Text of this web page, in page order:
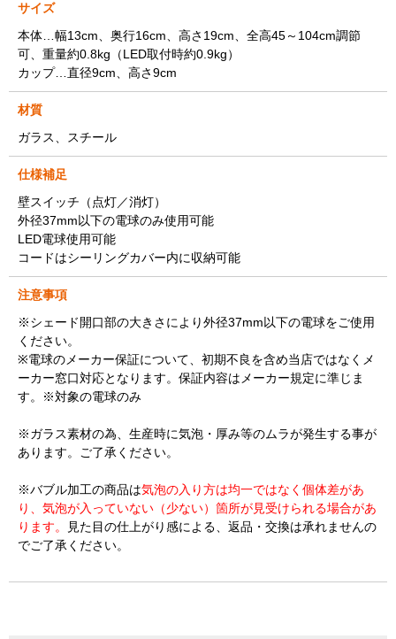
サイズ
本体…幅13cm、奥行16cm、高さ19cm、全高45～104cm調節
可、重量約0.8kg（LED取付時約0.9kg）
カップ…直径9cm、高さ9cm
材質
ガラス、スチール
仕様補足
壁スイッチ（点灯／消灯）
外径37mm以下の電球のみ使用可能
LED電球使用可能
コードはシーリングカバー内に収納可能
注意事項
※シェード開口部の大きさにより外径37mm以下の電球をご使用
ください。
※電球のメーカー保証について、初期不良を含め当店ではなくメ
ーカー窓口対応となります。保証内容はメーカー規定に準じま
す。※対象の電球のみ
※ガラス素材の為、生産時に気泡・厚み等のムラが発生する事が
あります。ご了承ください。
※バブル加工の商品は気泡の入り方は均一ではなく個体差があ
り、気泡が入っていない（少ない）箇所が見受けられる場合があ
ります。
見た目の仕上がり感による、返品・交換は承れませんの
でご了承ください。